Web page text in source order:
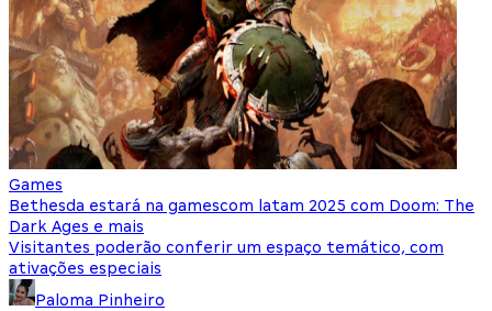
Games
Bethesda estará na gamescom latam 2025 com Doom: The
Dark Ages e mais
Visitantes poderão conferir um espaço temático, com
ativações especiais
Paloma Pinheiro